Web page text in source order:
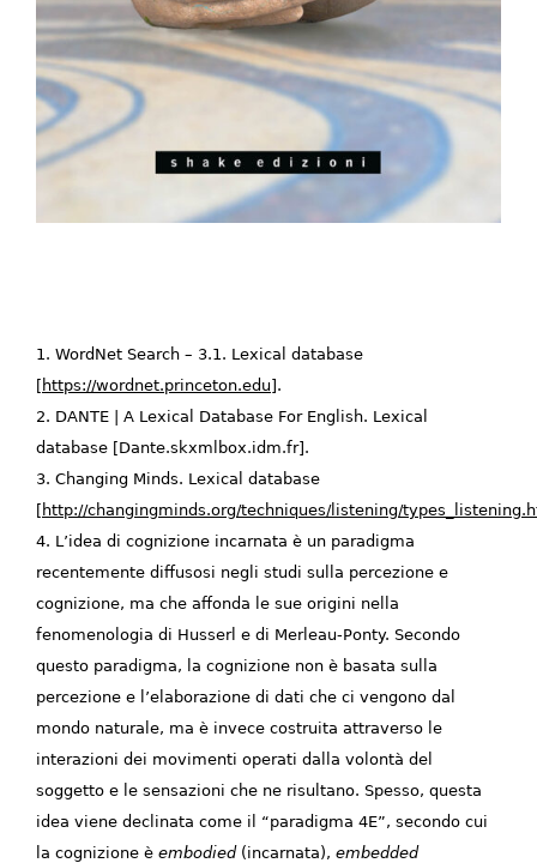
1. WordNet Search – 3.1. Lexical database
[ https://wordnet.princeton.edu].
2. DANTE | A Lexical Database For English. Lexical
database [Dante.skxmlbox.idm.fr].
3. Changing Minds. Lexical database
[ http://changingminds.org/techniques/listening/
4. L’idea di cognizione incarnata è un paradigma
recentemente diffusosi negli studi sulla percezione e
cognizione, ma che affonda le sue origini nella
fenomenologia di Husserl e di Merleau-Ponty. Secondo
questo paradigma, la cognizione non è basata sulla
percezione e l’elaborazione di dati che ci vengono dal
mondo naturale, ma è invece costruita attraverso le
interazioni dei movimenti operati dalla volontà del
soggetto e le sensazioni che ne risultano. Spesso, questa
idea viene declinata come il “paradigma 4E”, secondo cui
la cognizione è embodied (incarnata), embedded